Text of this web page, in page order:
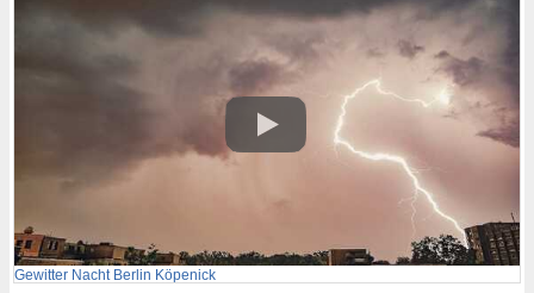
Gewitter Nacht Berlin Köpenick